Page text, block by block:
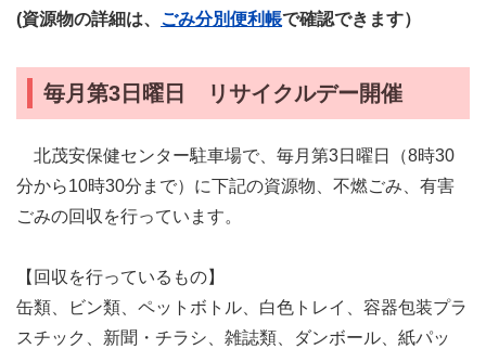
(資源物の詳細は、 ごみ分別便利帳で確認できます）
毎月第3日曜日 リサイクルデー開催
北茂安保健センター駐車場で、毎月第3日曜日（8時30
分から10時30分まで）に下記の資源物、不燃ごみ、有害
ごみの回収を行っています。
【回収を行っているもの】
缶類、ビン類、ペットボトル、白色トレイ、容器包装プラ
スチック、新聞・チラシ、雑誌類、ダンボール、紙パッ